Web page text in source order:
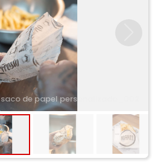
saco de papel personalizado_002